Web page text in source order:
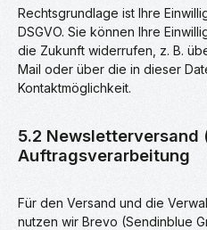
Rechtsgrundlage ist Ihre
DSGVO. Sie können Ihre
die Zukunft widerrufen, z. B.
Mail oder über die in dieser
Kontaktmöglichkeit.
5.2 Newsletterversand
Auftragsverarbeitung
Für den Versand und die
nutzen wir Brevo (Sendinblue